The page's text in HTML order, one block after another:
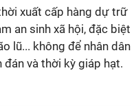
xuất cấp hàng dự trữ
an sinh xã hội, đặc biệt
lũ... không để nhân dân
và thời kỳ giáp hạt.